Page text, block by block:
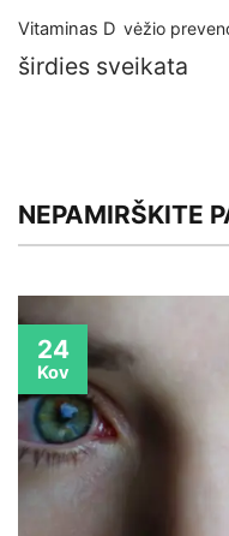
Vitaminas D vėžio
širdies sveikata
NEPAMIRŠKITE
24
Kov